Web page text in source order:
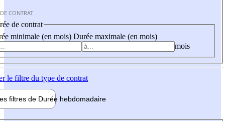
CONTRAT
de contrat
minimale (en mois) Durée maximale (en mois)
mois
le filtre du type de contrat
filtres de Durée hebdomadaire